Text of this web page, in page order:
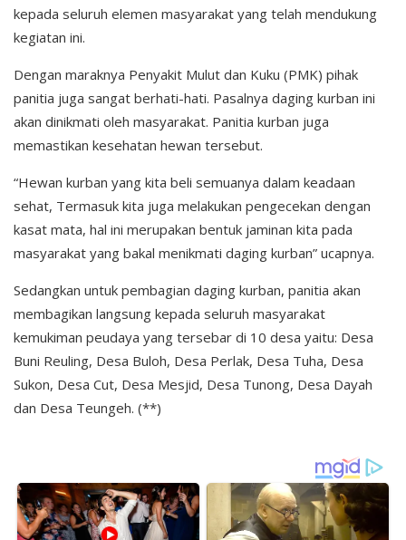
kepada seluruh elemen masyarakat yang telah mendukung
kegiatan ini.
Dengan maraknya Penyakit Mulut dan Kuku (PMK) pihak
panitia juga sangat berhati-hati. Pasalnya daging kurban ini
akan dinikmati oleh masyarakat. Panitia kurban juga
memastikan kesehatan hewan tersebut.
“Hewan kurban yang kita beli semuanya dalam keadaan
sehat, Termasuk kita juga melakukan pengecekan dengan
kasat mata, hal ini merupakan bentuk jaminan kita pada
masyarakat yang bakal menikmati daging kurban” ucapnya.
Sedangkan untuk pembagian daging kurban, panitia akan
membagikan langsung kepada seluruh masyarakat
kemukiman peudaya yang tersebar di 10 desa yaitu: Desa
Buni Reuling, Desa Buloh, Desa Perlak, Desa Tuha, Desa
Sukon, Desa Cut, Desa Mesjid, Desa Tunong, Desa Dayah
dan Desa Teungeh. (**)